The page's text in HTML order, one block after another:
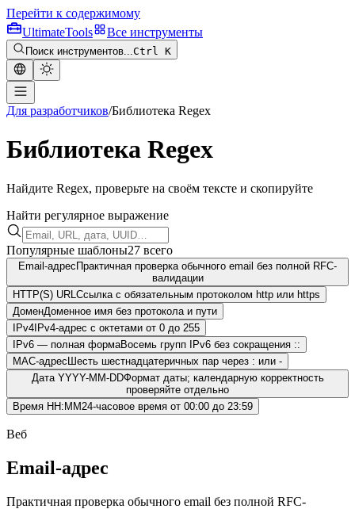
Перейти к содержимому
UltimateTools Все инструменты
Поиск инструментов...Ctrl K
Для разработчиков/Библиотека Regex
Библиотека Regex
Найдите Regex, проверьте на своём тексте и скопируйте
Найти регулярное выражение
Популярные шаблоны27 всего
Email-адрес Практичная проверка обычного email без полной RFC-
валидации
HTTP(S) URL Ссылка с обязательным протоколом http или https
ДоменДоменное имя без протокола и пути
IPv4 IPv4-адрес с октетами от 0 до 255
IPv6 — полная формаВосемь групп IPv6 без сокращения ::
MAC-адрес Шесть шестнадцатеричных пар через : или -
Дата YYYY-MM-DDФормат даты; календарную корректность
проверяйте отдельно
Время HH:MM 24-часовое время от 00:00 до 23:59
Веб
Email-адрес
Практичная проверка обычного email без полной RFC-